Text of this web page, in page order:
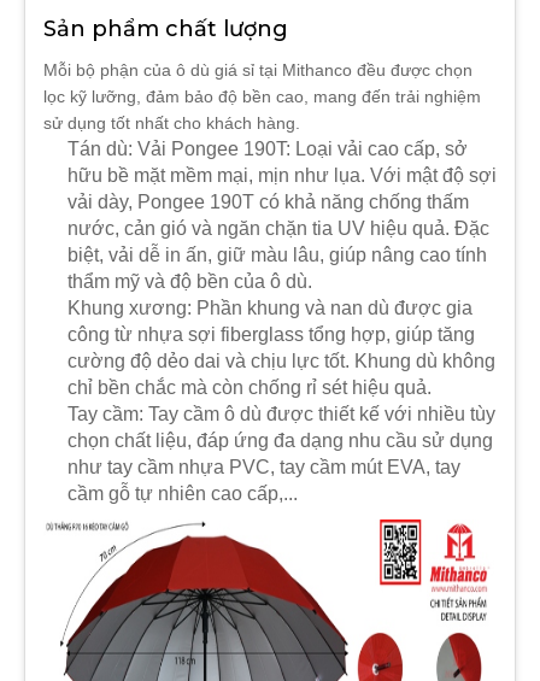
Sản phẩm chất lượng
Mỗi bộ phận của ô dù giá sỉ tại Mithanco đều được chọn
lọc kỹ lưỡng, đảm bảo độ bền cao, mang đến trải nghiệm
sử dụng tốt nhất cho khách hàng.
Tán dù: Vải Pongee 190T: Loại vải cao cấp, sở
hữu bề mặt mềm mại, mịn như lụa. Với mật độ sợi
vải dày, Pongee 190T có khả năng chống thấm
nước, cản gió và ngăn chặn tia UV hiệu quả. Đặc
biệt, vải dễ in ấn, giữ màu lâu, giúp nâng cao tính
thẩm mỹ và độ bền của ô dù.
Khung xương: Phần khung và nan dù được gia
công từ nhựa sợi fiberglass tổng hợp, giúp tăng
cường độ dẻo dai và chịu lực tốt. Khung dù không
chỉ bền chắc mà còn chống rỉ sét hiệu quả.
Tay cầm: Tay cầm ô dù được thiết kế với nhiều tùy
chọn chất liệu, đáp ứng đa dạng nhu cầu sử dụng
như tay cầm nhựa PVC, tay cầm mút EVA, tay
cầm gỗ tự nhiên cao cấp,...